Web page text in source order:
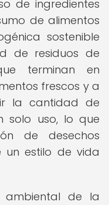
de ingredientes
de alimentos
sostenible
de residuos de
terminan en
frescos y a
la cantidad de
solo uso, lo que
de desechos
estilo de vida
ambiental de la